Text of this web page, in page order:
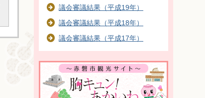
議会審議結果（平成19年）
議会審議結果（平成18年）
議会審議結果（平成17年）